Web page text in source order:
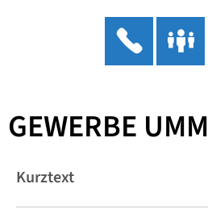
GEWERBE
Kurztext